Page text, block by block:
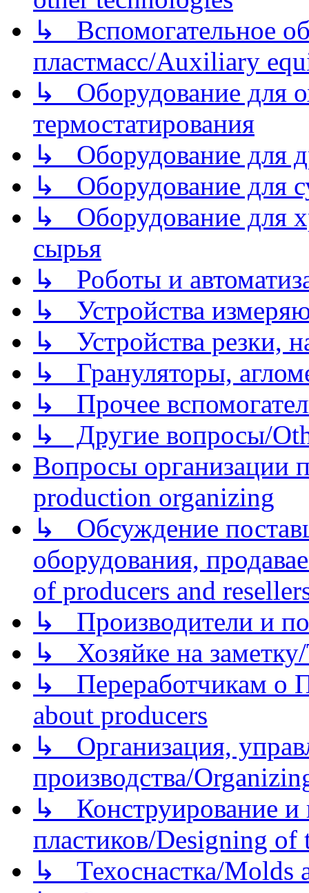
↳ Вспомогательное
пластмасс/Auxiliary
↳ Оборудование для
термостатирования
↳ Оборудование для
↳ Оборудование для
↳ Оборудование для
сырья
↳ Роботы и
↳ Устройства
↳ Устройства резки,
↳ Грануляторы,
↳ Прочее
↳ Другие вопросы/
Вопросы организации
production organizing
↳ Обсуждение
оборудования,
of producers and
↳ Производители и
↳ Хозяйке на
↳ Переработчикам о
about producers
↳ Организация,
производства/
↳ Конструирование и
пластиков/Designing of
↳ Техоснастка/Molds